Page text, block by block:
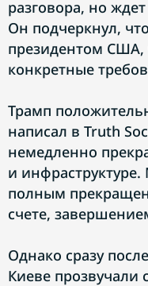
разговора, но
Он подчеркнул,
президентом США,
конкретные
Трамп
написал в Truth
немедленно
и
полным
счете,
Однако сразу
Киеве прозвучали